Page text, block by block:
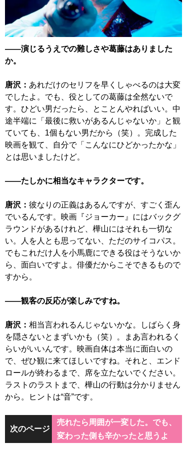
――演じるうえでの難しさや葛藤はありました
か。
唐沢： あれだけのセリフを早くしゃべるのは大変
でしたよ。でも、役としての葛藤は全然ないで
す。ひどい男だったら、とことんやればいい。中
途半端に「最後に救いがあるんじゃないか」と観
ていても、1個もない男だから（笑）。完成した
映画を観て、自分で「こんなにひどかったかな」
とは思いましたけど。
――たしかに相当なキャラクターです。
唐沢： 彼なりの正義はあるんですが、すごく歪ん
でいるんです。映画『ジョーカー』にはバックグ
ラウンドがあるけれど、樺山にはそれも一切な
い。人を人とも思ってない、ただのサイコパス。
でもこれだけ人を小馬鹿にできる役はそうないか
ら、面白いですよ。俳優だからこそできるもので
すから。
――観客の反応が楽しみですね。
唐沢： 相当言われるんじゃないかな。しばらく身
を隠さないとまずいかも（笑）。まあ言われるく
らいがいいんです。映画自体は本当に面白いの
で、ぜひ観に来てほしいですね。それと、エンド
ロールが終わるまで、席を立たないでください。
ラストのラストまで、樺山の行動は分かりません
から。ヒントは“音”です。
次のページ
売れたら周囲が一変した。でも、
変わった側も辛かったと思うよ